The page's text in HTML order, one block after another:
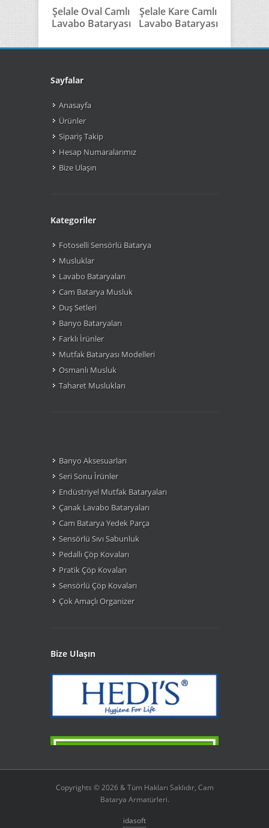
Şelale Oval Camlı
Lavabo Bataryası
Şelale Kare Camlı
Lavabo Bataryası
Şelale
Cam
Sayfalar
Anasayfa
Ürünler
Sipariş Takip
Hesap Numaralarımız
Bize Ulaşın
Kategoriler
Fotoselli Sensörlü Batarya
Musluklar
Lavabo Bataryaları
Cam Batarya Musluk
Duş Setleri
Banyo Bataryaları
Farklı Ìrünler
Mutfak Bataryası Modelleri
Osmanlı Musluk
Taharet Muslukları
Banyo Aksesuarları
Seri Sonu Ìrünler
Endüstriyel Mutfak Bataryaları
Çanak Lavabo Bataryaları
Cam Batarya Yedek Parça
Sensörlü Sıvı Sabunluk
Pedallı Çöp Kovaları
Pratik Çöp Kovaları
Sensörlü Çöp Kovaları
Çok Amaçlı Organizer
Bize Ulaşın
Copyrights © 2026 & Tüm Hakları Saklıdır, Cam
Batarya Armatürleri.
idasoft